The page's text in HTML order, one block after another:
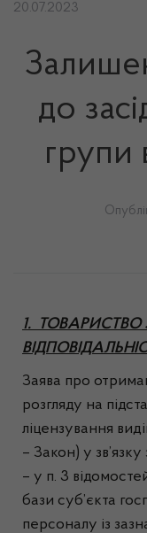
20.07.2023
до
групи
1.
Заява про
розгляду на
ліцензування
– Закон) у
– у п. 3
бази суб’єкта
персоналу із